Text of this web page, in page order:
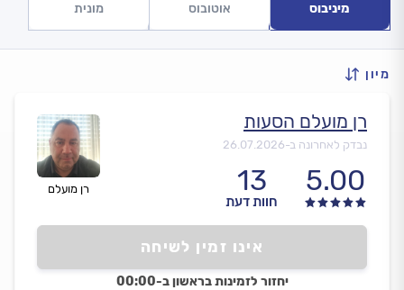
מיניבוס אוטובוס מונית
מיון
רן מועלם
רן מועלם הסעות
נבדק לאחרונה ב-26.07.2026
5.00
13
חוות דעת
אינו זמין לשיחה
יחזור לזמינות בראשון ב-00:00